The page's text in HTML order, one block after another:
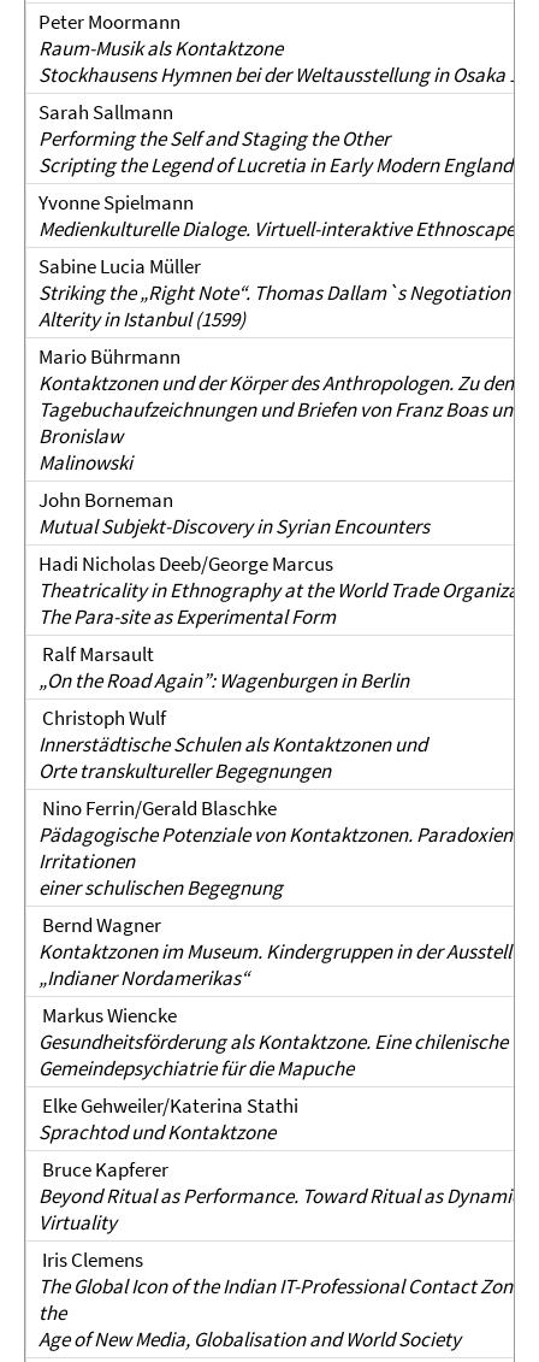
Peter Moormann
Raum-Musik als Kontaktzone
Stockhausens Hymnen bei der Weltausstellung in Osaka
Sarah Sallmann
Performing the Self and Staging the Other
Scripting the Legend of Lucretia in Early Modern England
Yvonne Spielmann
Medienkulturelle Dialoge. Virtuell-interaktive Ethnoscapes
Sabine Lucia Müller
Striking the „Right Note“. Thomas Dallam`s Negotiation of
Alterity in Istanbul (1599)
Mario Bührmann
Kontaktzonen und der Körper des Anthropologen. Zu den
Tagebuchaufzeichnungen und Briefen von Franz Boas und
Bronislaw
Malinowski
John Borneman
Mutual Subjekt-Discovery in Syrian Encounters
Hadi Nicholas Deeb/George Marcus
Theatricality in Ethnography at the World Trade
The Para-site as Experimental Form
Ralf Marsault
„On the Road Again”: Wagenburgen in Berlin
Christoph Wulf
Innerstädtische Schulen als Kontaktzonen und
Orte transkultureller Begegnungen
Nino Ferrin/Gerald Blaschke
Pädagogische Potenziale von Kontaktzonen. Paradoxien
Irritationen
einer schulischen Begegnung
Bernd Wagner
Kontaktzonen im Museum. Kindergruppen in der
„Indianer Nordamerikas“
Markus Wiencke
Gesundheitsförderung als Kontaktzone. Eine chilenische
Gemeindepsychiatrie für die Mapuche
Elke Gehweiler/Katerina Stathi
Sprachtod und Kontaktzone
Bruce Kapferer
Beyond Ritual as Performance. Toward Ritual as Dynamics
Virtuality
Iris Clemens
The Global Icon of the Indian IT-Professional Contact Zones
the
Age of New Media, Globalisation and World Society